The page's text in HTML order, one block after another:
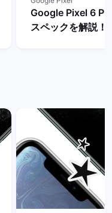
Google Pixel 6
スペックを解説！